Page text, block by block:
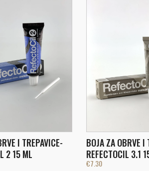
I TREPAVICE-
2 15 ML
BOJA ZA OBRVE I
REFECTOCIL 3.1
€7.30